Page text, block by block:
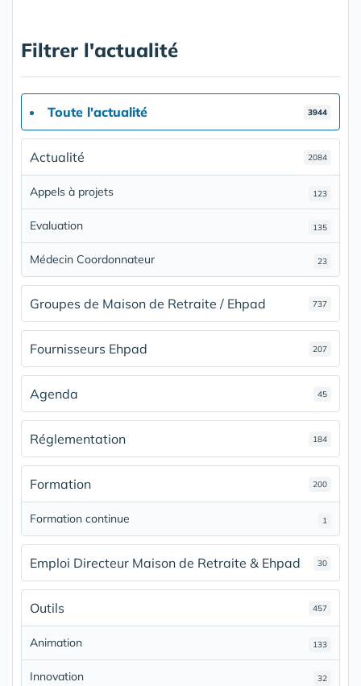
Filtrer l'actualité
Toute l'actualité 3944
Actualité 2084
Appels à projets 123
Evaluation 135
Médecin Coordonnateur 23
Groupes de Maison de Retraite / Ehpad 737
Fournisseurs Ehpad 207
Agenda 45
Réglementation 184
Formation 200
Formation continue 1
Emploi Directeur Maison de Retraite & Ehpad 30
Outils 457
Animation 133
Innovation 32